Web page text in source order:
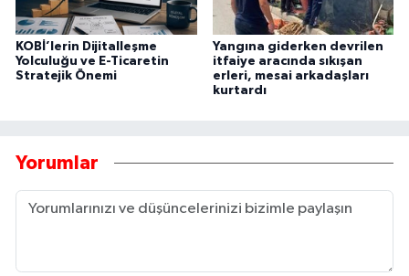
KOBİ’lerin Dijitalleşme
Yolculuğu ve E-Ticaretin
Stratejik Önemi
Yangına giderken devrilen
itfaiye aracında sıkışan
erleri, mesai arkadaşları
kurtardı
Yorumlar